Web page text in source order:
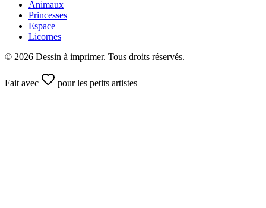
Animaux
Princesses
Espace
Licornes
© 2026 Dessin à imprimer. Tous droits réservés.
Fait avec pour les petits artistes